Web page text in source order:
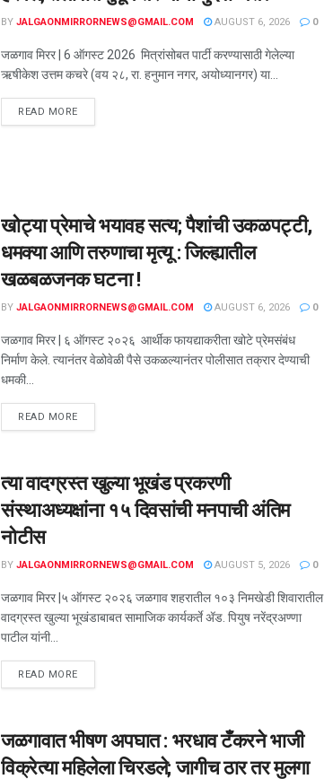
BY JALGAONMIRRORNEWS@GMAIL.COM AUGUST 6, 2026 0
जळगाव मिरर | 6 ऑगस्ट 2026 मित्रांसोबत पार्टी करण्यासाठी गेलेल्या
ऋषीकेश उत्तम कचरे (वय २८, रा. हनुमान नगर, अयोध्यानगर) या...
READ MORE
खोट्या प्रेमाचे भयावह सत्य; पैशांची उकळपट्टी,
धमक्या आणि तरुणाचा मृत्यू : जिल्ह्यातील
खळबळजनक घटना !
BY JALGAONMIRRORNEWS@GMAIL.COM AUGUST 6, 2026 0
जळगाव मिरर | ६ ऑगस्ट २०२६ आर्थीक फायद्याकरीता खोटे प्रेमसंबंध
निर्माण केले. त्यानंतर वेळोवेळी पैसे उकळल्यानंतर पोलीसात तक्रार देण्याची
धमकी...
READ MORE
त्या वादग्रस्त खुल्या भूखंड प्रकरणी
संस्थाअध्यक्षांना १५ दिवसांची मनपाची अंतिम
नोटीस
BY JALGAONMIRRORNEWS@GMAIL.COM AUGUST 5, 2026 0
जळगाव मिरर |५ ऑगस्ट २०२६ जळगाव शहरातील १०३ निमखेडी शिवारातील
वादग्रस्त खुल्या भूखंडाबाबत सामाजिक कार्यकर्ते ॲड. पियुष नरेंद्रअण्णा
पाटील यांनी...
READ MORE
जळगावात भीषण अपघात : भरधाव टँकरने भाजी
विक्रेत्या महिलेला चिरडले; जागीच ठार तर मुलगा